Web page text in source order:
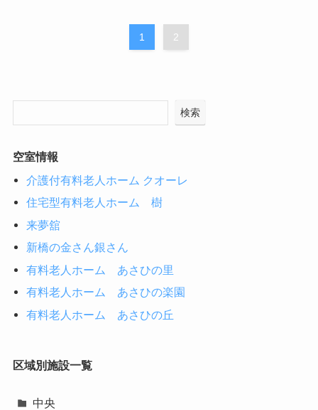
1 2
検索
空室情報
介護付有料老人ホーム クオーレ
住宅型有料老人ホーム 樹
来夢舘
新橋の金さん銀さん
有料老人ホーム あさひの里
有料老人ホーム あさひの楽園
有料老人ホーム あさひの丘
区域別施設一覧
中央